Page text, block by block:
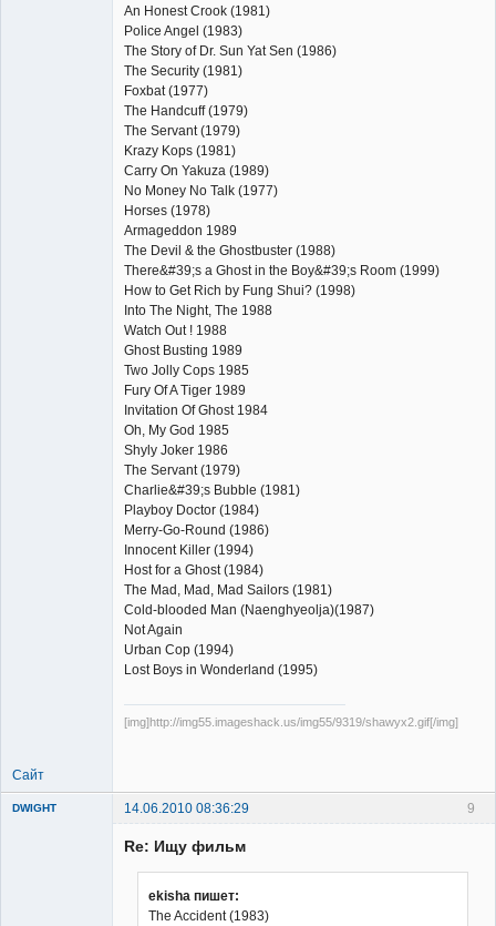
An Honest Crook (1981)
Police Angel (1983)
The Story of Dr. Sun Yat Sen (1986)
The Security (1981)
Foxbat (1977)
The Handcuff (1979)
The Servant (1979)
Krazy Kops (1981)
Carry On Yakuza (1989)
No Money No Talk (1977)
Horses (1978)
Armageddon 1989
The Devil & the Ghostbuster (1988)
There&#39;s a Ghost in the Boy&#39;s Room (1999)
How to Get Rich by Fung Shui? (1998)
Into The Night, The 1988
Watch Out ! 1988
Ghost Busting 1989
Two Jolly Cops 1985
Fury Of A Tiger 1989
Invitation Of Ghost 1984
Oh, My God 1985
Shyly Joker 1986
The Servant (1979)
Charlie&#39;s Bubble (1981)
Playboy Doctor (1984)
Merry-Go-Round (1986)
Innocent Killer (1994)
Host for a Ghost (1984)
The Mad, Mad, Mad Sailors (1981)
Cold-blooded Man (Naenghyeolja)(1987)
Not Again
Urban Cop (1994)
Lost Boys in Wonderland (1995)
[img]http://img55.imageshack.us/img55/9319/shawyx2.gif[/img]
Сайт
9
DWIGHT 14.06.2010 08:36:29
Re: Ищу фильм
ekisha пишет:
The Accident (1983)